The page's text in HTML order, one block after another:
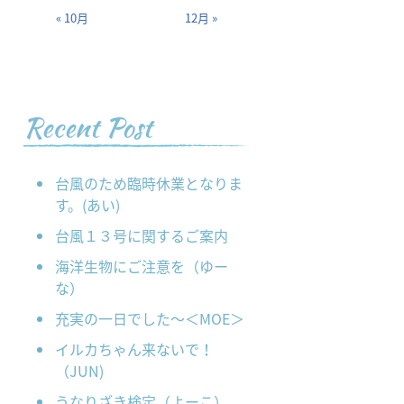
« 10月 12月 »
Recent Post
台風のため臨時休業となりま
す。(あい)
台風１３号に関するご案内
海洋生物にご注意を（ゆー
な）
充実の一日でした～＜MOE＞
イルカちゃん来ないで！
（JUN)